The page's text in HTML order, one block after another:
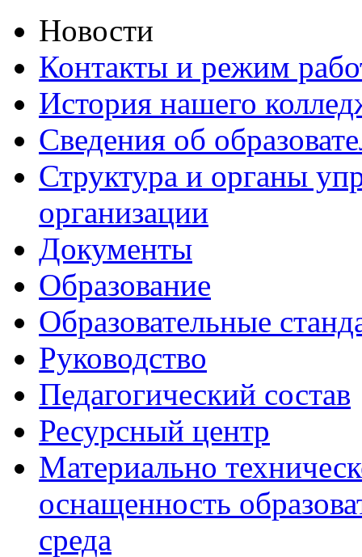
Новости
Контакты и режим
История нашего
Сведения об
Структура и органы
организации
Документы
Образование
Образовательные
Руководство
Педагогический состав
Ресурсный центр
Материально
оснащенность
среда